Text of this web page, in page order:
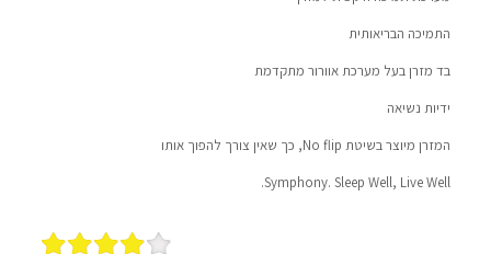
התמיכה הבריאותית
בד מזרן בעל מערכת אוורור מתקדמת
ידיות נשיאה
המזרן מיוצר בשיטת No flip, כך שאין צורך להפוך אותו
Symphony. Sleep Well, Live Well.